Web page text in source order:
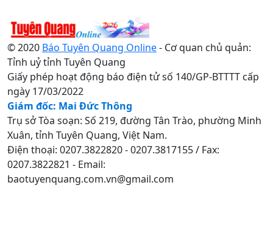
© 2020 Báo Tuyên Quang Online- Cơ quan chủ quản:
Tỉnh uỷ tỉnh Tuyên Quang
Giấy phép hoạt động báo điện tử số 140/GP-BTTTT cấp
ngày 17/03/2022
Giám đốc: Mai Đức Thông
Trụ sở Tòa soạn: Số 219, đường Tân Trào, phường Minh
Xuân, tỉnh Tuyên Quang, Việt Nam.
Điện thoại: 0207.3822820 - 0207.3817155 / Fax:
0207.3822821 - Email:
baotuyenquang.com.vn@gmail.com